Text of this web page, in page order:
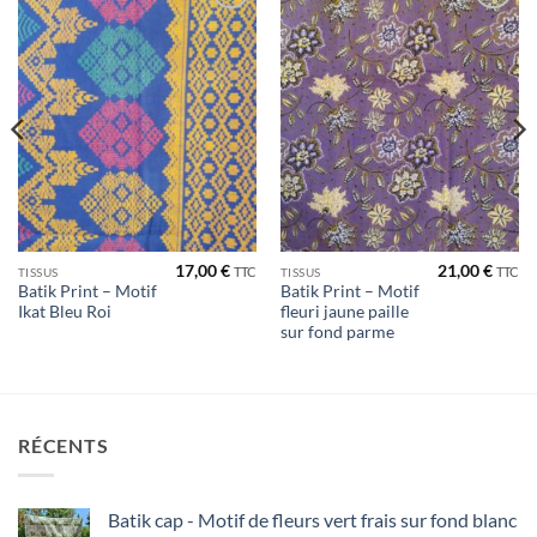
Ajouter
à la liste
de
souhaits
TISSUS
Batik Print – Motif
Ikat Bleu Roi
17,00€ TTC
Ajouter
à la liste
de
souhaits
TISSUS
Batik Print – Motif
fleuri jaune paille
sur fond parme
21,00€ TTC
RÉCENTS
Batik cap - Motif de fleurs vert frais sur fond blanc